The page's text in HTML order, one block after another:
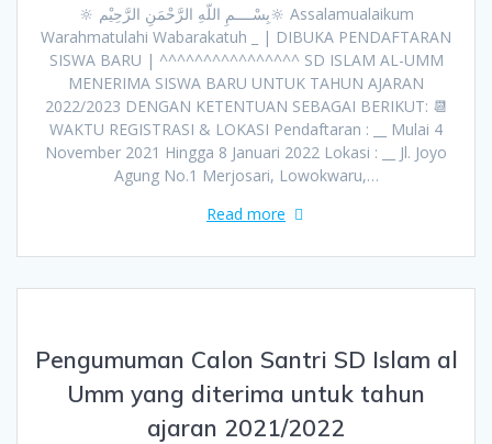
🔆 بِسْــــمِ اللّهِ الرَّحْمَنِ الرَّحِيْم🔆 Assalamualaikum
Warahmatulahi Wabarakatuh _ | DIBUKA PENDAFTARAN
SISWA BARU | ^^^^^^^^^^^^^^^^ SD ISLAM AL-UMM
MENERIMA SISWA BARU UNTUK TAHUN AJARAN
2022/2023 DENGAN KETENTUAN SEBAGAI BERIKUT: 📆
WAKTU REGISTRASI & LOKASI Pendaftaran : __ Mulai 4
November 2021 Hingga 8 Januari 2022 Lokasi : __ Jl. Joyo
Agung No.1 Merjosari, Lowokwaru,…
Read more
Pengumuman Calon Santri SD Islam al
Umm yang diterima untuk tahun
ajaran 2021/2022